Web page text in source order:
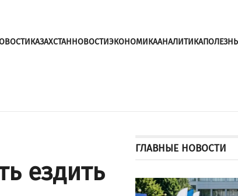
КАЗАХСТАННОВОСТИЭКОНОМИКААНАЛИТИКА
ездить
ГЛАВНЫЕ НОВОСТИ